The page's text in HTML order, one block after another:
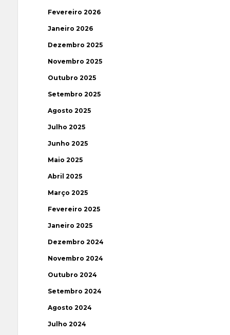
Fevereiro 2026
Janeiro 2026
Dezembro 2025
Novembro 2025
Outubro 2025
Setembro 2025
Agosto 2025
Julho 2025
Junho 2025
Maio 2025
Abril 2025
Março 2025
Fevereiro 2025
Janeiro 2025
Dezembro 2024
Novembro 2024
Outubro 2024
Setembro 2024
Agosto 2024
Julho 2024